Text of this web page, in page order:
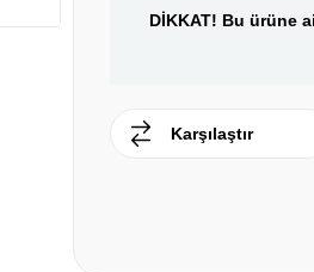
DİKKAT! Bu ürüne
Karşılaştır